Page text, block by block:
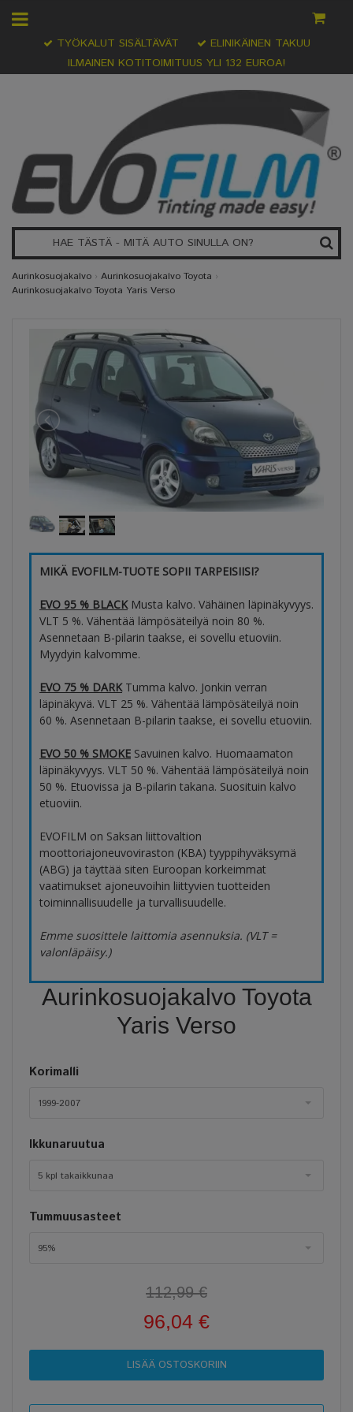
ILMAINEN KOTITOIMITUUS YLI 132 EUROA!
TYÖKALUT SISÄLTÄVÄT ELINIKÄINEN TAKUU
Aurinkosuojakalvo › Aurinkosuojakalvo Toyota ›
Aurinkosuojakalvo Toyota Yaris Verso
MIKÄ EVOFILM-TUOTE SOPII TARPEISIISI?
EVO 95 % BLACKMusta kalvo. Vähäinen läpinäkyvyys.
VLT 5 %. Vähentää lämpösäteilyä noin 80 %.
Asennetaan B-pilarin taakse, ei sovellu etuoviin.
Myydyin kalvomme.
EVO 75 % DARKTumma kalvo. Jonkin verran
läpinäkyvä. VLT 25 %. Vähentää lämpösäteilyä noin
60 %. Asennetaan B-pilarin taakse, ei sovellu etuoviin.
EVO 50 % SMOKE Savuinen kalvo. Huomaamaton
läpinäkyvyys. VLT 50 %. Vähentää lämpösäteilyä noin
50 %. Etuovissa ja B-pilarin takana. Suosituin kalvo
etuoviin.
EVOFILM on Saksan liittovaltion
moottoriajoneuvoviraston (KBA) tyyppihyväksymä
(ABG) ja täyttää siten Euroopan korkeimmat
vaatimukset ajoneuvoihin liittyvien tuotteiden
toiminnallisuudelle ja turvallisuudelle.
Emme suosittele laittomia asennuksia. (VLT =
valonläpäisy.)
Aurinkosuojakalvo Toyota
Yaris Verso
Korimalli
1999-2007
Ikkunaruutua
5 kpl takaikkunaa
Tummuusasteet
95%
112,99 €
96,04 €